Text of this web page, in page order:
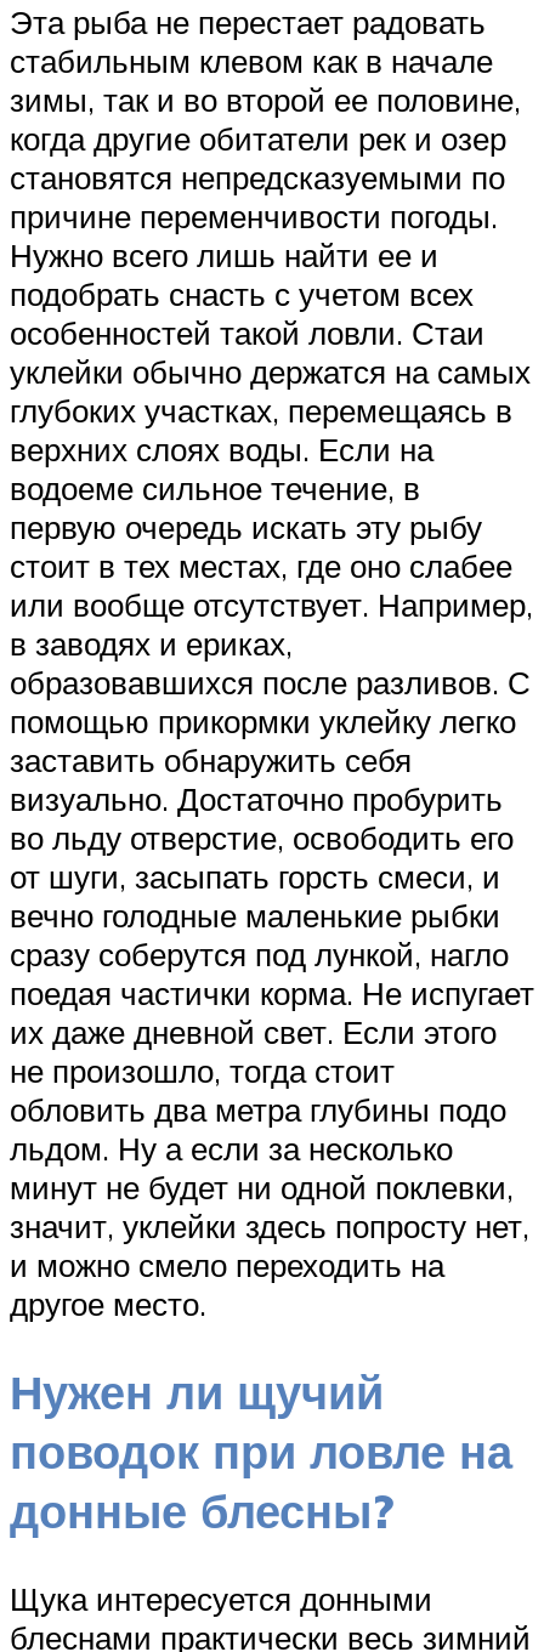
Эта рыба не перестает радовать
стабильным клевом как в начале
зимы, так и во второй ее половине,
когда другие обитатели рек и озер
становятся непредсказуемыми по
причине переменчивости погоды.
Нужно всего лишь найти ее и
подобрать снасть с учетом всех
особенностей такой ловли. Стаи
уклейки обычно держатся на самых
глубоких участках, перемещаясь в
верхних слоях воды. Если на
водоеме сильное течение, в
первую очередь искать эту рыбу
стоит в тех местах, где оно слабее
или вообще отсутствует. Например,
в заводях и ериках,
образовавшихся после разливов. С
помощью прикормки уклейку легко
заставить обнаружить себя
визуально. Достаточно пробурить
во льду отверстие, освободить его
от шуги, засыпать горсть смеси, и
вечно голодные маленькие рыбки
сразу соберутся под лункой, нагло
поедая частички корма. Не испугает
их даже дневной свет. Если этого
не произошло, тогда стоит
обловить два метра глубины подо
льдом. Ну а если за несколько
минут не будет ни одной поклевки,
значит, уклейки здесь попросту нет,
и можно смело переходить на
другое место.
Нужен ли щучий
поводок при ловле на
донные блесны?
Щука интересуется донными
блеснами практически весь зимний